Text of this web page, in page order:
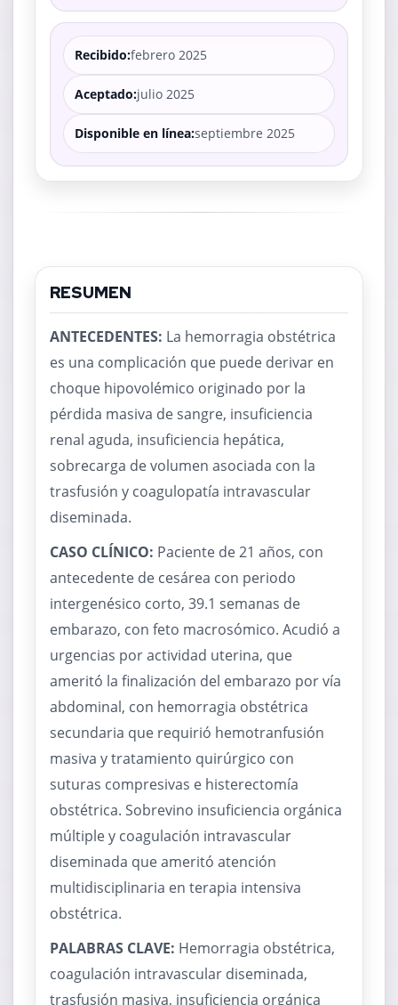
Recibido:febrero 2025
Aceptado:julio 2025
Disponible en línea:septiembre 2025
RESUMEN
ANTECEDENTES: La hemorragia obstétrica
es una complicación que puede derivar en
choque hipovolémico originado por la
pérdida masiva de sangre, insuficiencia
renal aguda, insuficiencia hepática,
sobrecarga de volumen asociada con la
trasfusión y coagulopatía intravascular
diseminada.
CASO CLÍNICO: Paciente de 21 años, con
antecedente de cesárea con periodo
intergenésico corto, 39.1 semanas de
embarazo, con feto macrosómico. Acudió a
urgencias por actividad uterina, que
ameritó la finalización del embarazo por vía
abdominal, con hemorragia obstétrica
secundaria que requirió hemotranfusión
masiva y tratamiento quirúrgico con
suturas compresivas e histerectomía
obstétrica. Sobrevino insuficiencia orgánica
múltiple y coagulación intravascular
diseminada que ameritó atención
multidisciplinaria en terapia intensiva
obstétrica.
PALABRAS CLAVE: Hemorragia obstétrica,
coagulación intravascular diseminada,
trasfusión masiva, insuficiencia orgánica